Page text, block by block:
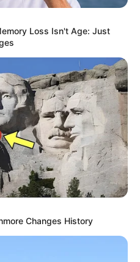
Loss Isn't Age: Just
Changes History